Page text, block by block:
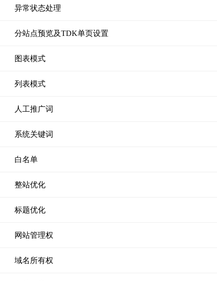
异常状态处理
分站点预览及TDK单页设置
图表模式
列表模式
人工推广词
系统关键词
白名单
整站优化
标题优化
网站管理权
域名所有权